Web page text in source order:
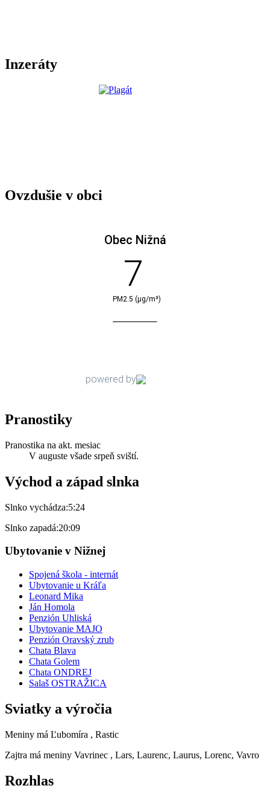
Inzeráty
Ovzdušie v obci
Pranostiky
Pranostika na akt. mesiac
V auguste všade srpeň sviští.
Východ a západ slnka
Slnko vychádza:5:24
Slnko zapadá:20:09
Ubytovanie v Nižnej
Spojená škola - internát
Ubytovanie u Kráľa
Leonard Mika
Ján Homola
Penzión Uhliská
Ubytovanie MAJO
Penzión Oravský zrub
Chata Blava
Chata Golem
Chata ONDREJ
Salaš OSTRAŽICA
Sviatky a výročia
Meniny má Ľubomíra , Rastic
Zajtra má meniny Vavrinec , Lars, Laurenc, Laurus, Lorenc, Vavro
Rozhlas